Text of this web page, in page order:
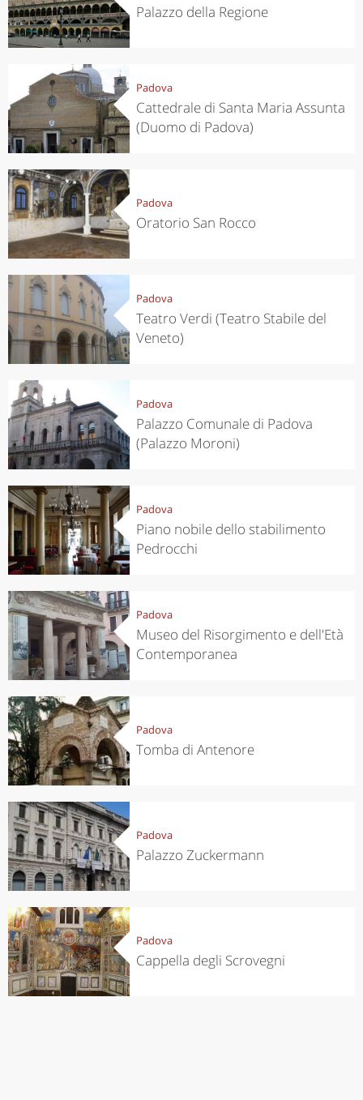
Palazzo della Regione
Padova
Cattedrale di Santa Maria Assunta
(Duomo di Padova)
Padova
Oratorio San Rocco
Padova
Teatro Verdi (Teatro Stabile del
Veneto)
Padova
Palazzo Comunale di Padova
(Palazzo Moroni)
Padova
Piano nobile dello stabilimento
Pedrocchi
Padova
Museo del Risorgimento e dell'Età
Contemporanea
Padova
Tomba di Antenore
Padova
Palazzo Zuckermann
Padova
Cappella degli Scrovegni